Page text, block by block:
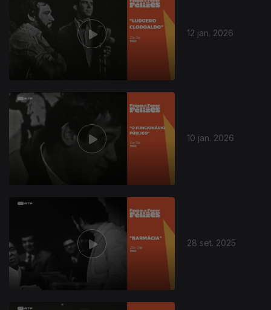
12 jan. 2026
10 jan. 2026
28 set. 2025